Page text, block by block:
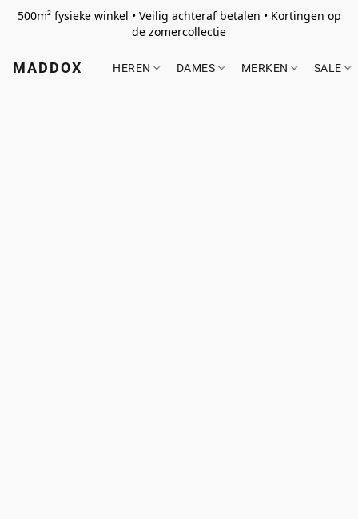
500m² fysieke winkel • Veilig achteraf betalen • Kortingen op
de zomercollectie
MADDOX HEREN DAMES MERKEN SALE